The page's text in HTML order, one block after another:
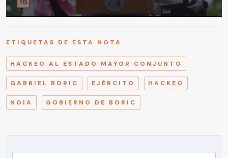
ETIQUETAS DE ESTA NOTA
HACKEO AL ESTADO MAYOR CONJUNTO
GABRIEL BORIC EJÉRCITO HACKEO
NOIA GOBIERNO DE BORIC